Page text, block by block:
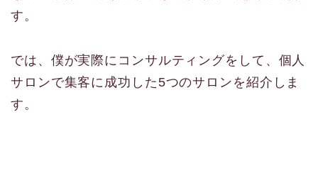
す。
では、僕が実際にコンサルティングをして、個人
サロンで集客に成功した5つのサロンを紹介しま
す。